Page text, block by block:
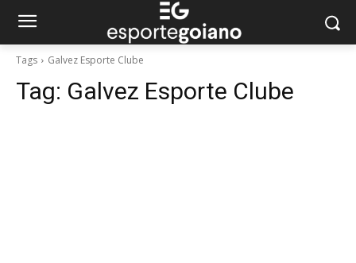
Tags Galvez Esporte Clube
Tag: Galvez Esporte Clube